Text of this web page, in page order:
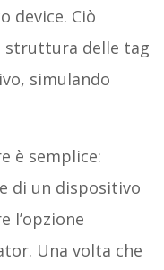
device. Ciò
struttura delle tag
simulando
è semplice:
di un dispositivo
l’opzione
Una volta che